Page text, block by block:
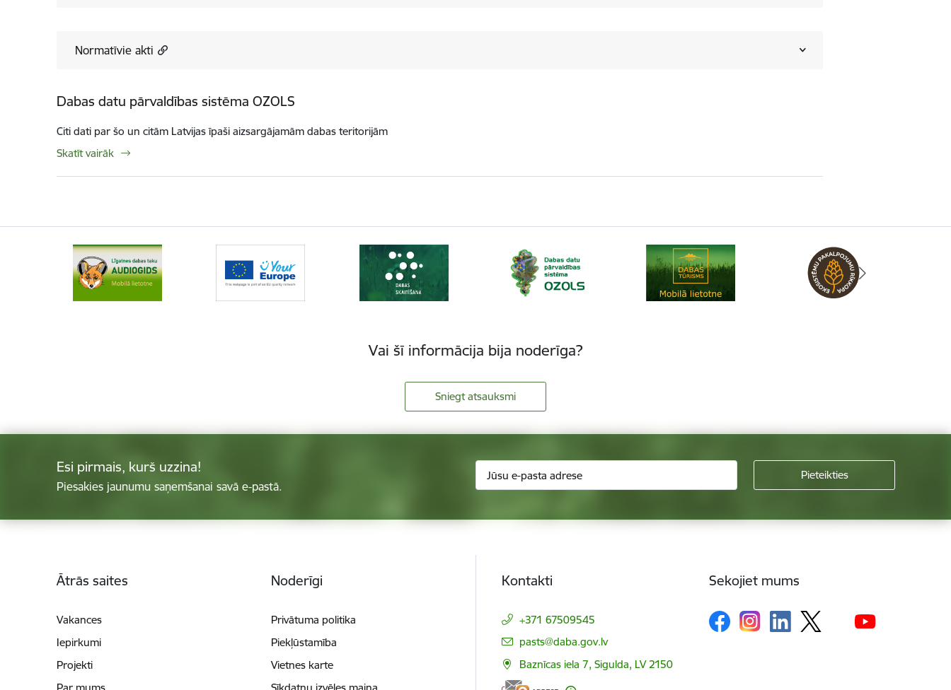
Normatīvie akti
Dabas datu pārvaldības sistēma OZOLS
Citi dati par šo un citām Latvijas īpaši aizsargājamām dabas teritorijām
Skatīt vairāk
Vai šī informācija bija noderīga?
Sniegt atsauksmi
Esi pirmais, kurš uzzina!
Piesakies jaunumu saņemšanai savā e-pastā.
Ātrās saites
Vakances
Iepirkumi
Projekti
Noderīgi
Privātuma politika
Piekļūstamība
Vietnes karte
Kontakti
+371 67509545
E-pasts:
pasts@daba.gov.lv
Baznīcas iela 7, Sigulda, LV 2150
Sekojiet mums